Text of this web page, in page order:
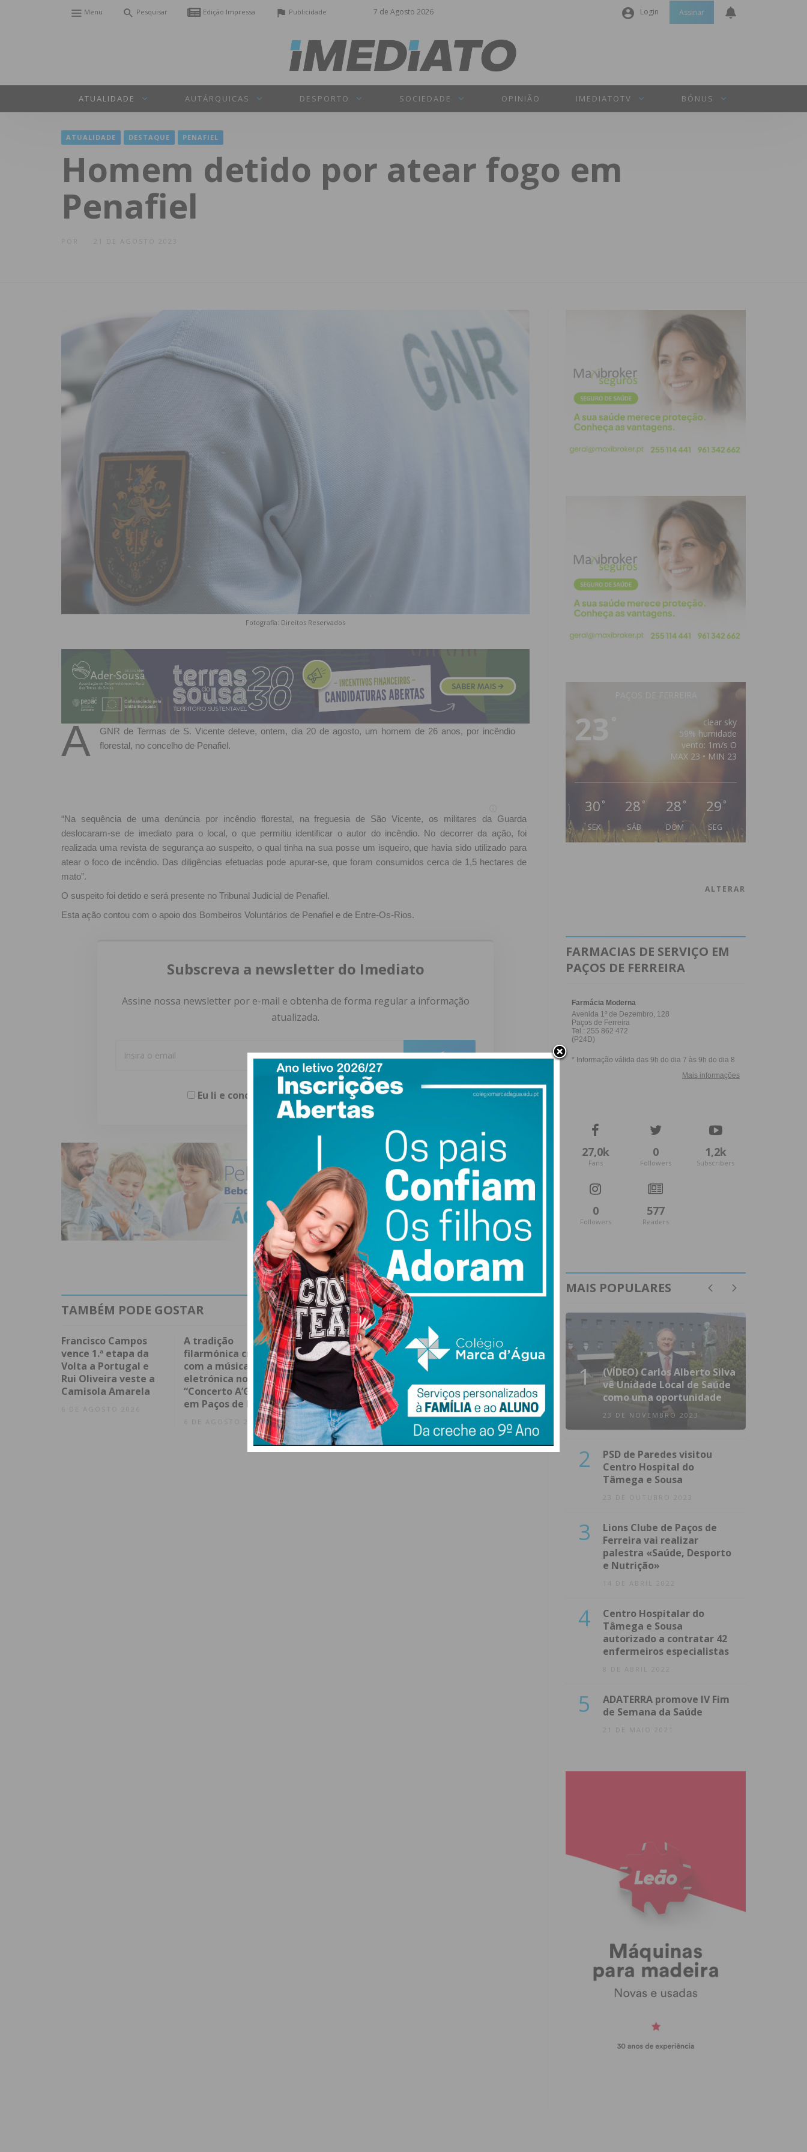
7 de Agosto 2026
Menu Pesquisar Edição Impressa Publicidade Login
Senha
Assinar
ATUALIDADE AUTÁRQUICAS DESPORTO SOCIEDADE OPINIÃO IMEDIATOTV BÓNUS
ATUALIDADE DESTAQUE PENAFIEL
Homem detido por atear fogo em
Penafiel
21 DE AGOSTO 2023
Fotografia: Direitos Reservados
A
GNR de Termas de S. Vicente deteve, ontem, dia 20 de agosto, um homem de 26 anos, por incêndio
florestal, no concelho de Penafiel.
“Na sequência de uma denúncia por incêndio florestal, na freguesia de São Vicente, os militares da Guarda
deslocaram-se de imediato para o local, o que permitiu identificar o autor do incêndio. No decorrer da ação, foi
realizada uma revista de segurança ao suspeito, o qual tinha na sua posse um isqueiro, que havia sido utilizado para
atear o foco de incêndio. Das diligências efetuadas pode apurar-se, que foram consumidos cerca de 1,5 hectares de
mato”.
O suspeito foi detido e será presente no Tribunal Judicial de Penafiel.
Esta ação contou com o apoio dos Bombeiros Voluntários de Penafiel e de Entre-Os-Rios.
Subscreva a newsletter do Imediato
Assine nossa newsletter por e-mail e obtenha de forma regular a informação
atualizada.
Eu li e concordo com ostermos e condições
TAMBÉM PODE GOSTAR
Francisco Campos
vence 1.ª etapa da
Volta a Portugal e
Rui Oliveira veste a
Camisola Amarela
6 DE AGOSTO 2026
A tradição
filarmónica cruza-se
com a música
eletrónica no
“Concerto A’Gosto”
em Paços de Ferreira
6 DE AGOSTO 2026
Falsa ameaça de
bomba mobilizou
meios de socorro e
forças de segurança
para a Estação de
Caíde
6 DE AGOSTO 2026
Bilhete de
Identidade em papel
deixou de ser aceite
viagem na UE
6 DE AGOSTO 2026
23
clear sky
59% humidade
vento: 1m/s O
MAX 23 • MIN 23
30 °
SEX
28 °
SÁB
28 °
DOM
29 °
SEG
ALTERAR
FARMACIAS DE SERVIÇO EM
PAÇOS DE FERREIRA
27,0k
Fans
0
Followers
1,2k
Subscribers
0
Followers
577
Readers
MAIS POPULARES
1
(VÍDEO) Carlos Alberto Silva
vê Unidade Local de Saúde
como uma oportunidade
23 DE NOVEMBRO 2023
2
PSD de Paredes visitou
Centro Hospital do
Tâmega e Sousa
23 DE OUTUBRO 2023
3
Lions Clube de Paços de
Ferreira vai realizar
palestra «Saúde, Desporto
e Nutrição»
14 DE ABRIL 2022
4
Centro Hospitalar do
Tâmega e Sousa
autorizado a contratar 42
enfermeiros especialistas
8 DE ABRIL 2022
5
ADATERRA promove IV Fim
de Semana da Saúde
21 DE MAIO 2021